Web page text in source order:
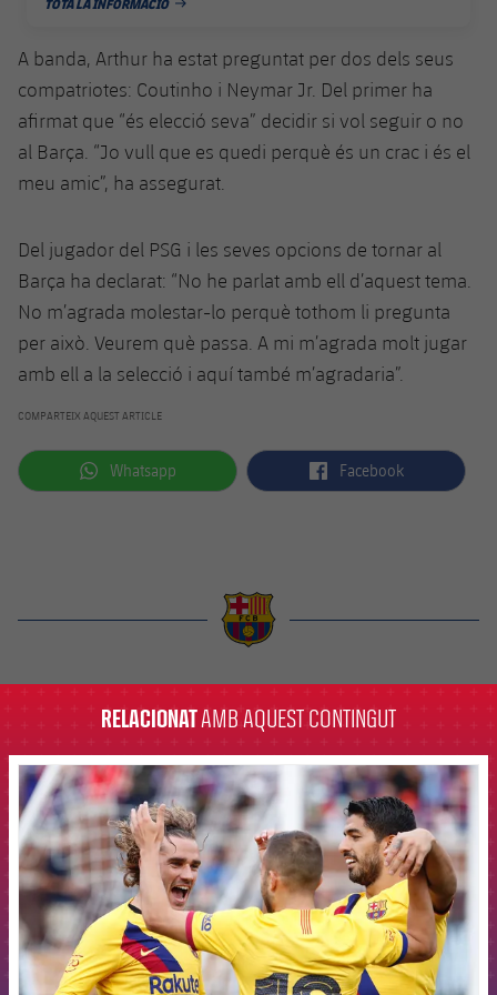
Resultats
Classificació
Fotos
Voleibol masculí
Voleibol femení
Apunta't a les amateurs
Carnet de l'Esportista Amateur
PLUSICON
MÉS
League of Legends
VALORANT Game Changers
eFootball
DATA DE PUBLICACIÓ
A banda, Arthur ha estat preguntat per dos dels seus
compatriotes: Coutinho i Neymar Jr. Del primer ha
afirmat que “és elecció seva” decidir si vol seguir o no
al Barça. “Jo vull que es quedi perquè és un crac i és el
meu amic”, ha assegurat.
Del jugador del PSG i les seves opcions de tornar al
Barça ha declarat: “No he parlat amb ell d’aquest tema.
No m’agrada molestar-lo perquè tothom li pregunta
per això. Veurem què passa. A mi m’agrada molt jugar
amb ell a la selecció i aquí també m’agradaria”.
COMPARTEIX AQUEST ARTICLE
label.aria.whatsapp
Whatsapp label.aria.facebook
Facebook
RELACIONATAMB AQUEST CONTINGUT
FCB Barcelona badge